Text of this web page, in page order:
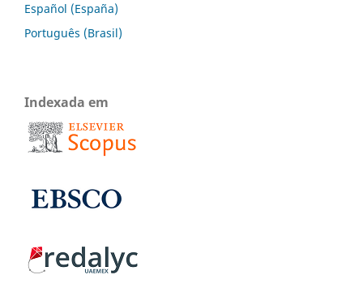
Español (España)
Português (Brasil)
Indexada em